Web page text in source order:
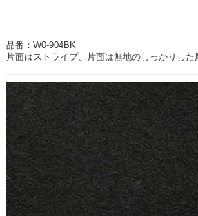
品番：W0-904BK
片面はストライプ、片面は無地のしっかりした